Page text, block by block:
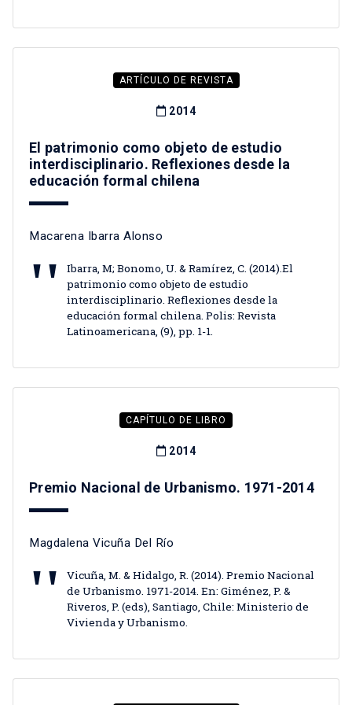
ARTÍCULO DE REVISTA
2014
El patrimonio como objeto de estudio
interdisciplinario. Reflexiones desde la
educación formal chilena
Macarena Ibarra Alonso
Ibarra, M; Bonomo, U. & Ramírez, C. (2014).El
patrimonio como objeto de estudio
interdisciplinario. Reflexiones desde la
educación formal chilena. Polis: Revista
Latinoamericana, (9), pp. 1-1.
CAPÍTULO DE LIBRO
2014
Premio Nacional de Urbanismo. 1971-2014
Magdalena Vicuña Del Río
Vicuña, M. & Hidalgo, R. (2014). Premio Nacional
de Urbanismo. 1971-2014. En: Giménez, P. &
Riveros, P. (eds), Santiago, Chile: Ministerio de
Vivienda y Urbanismo.